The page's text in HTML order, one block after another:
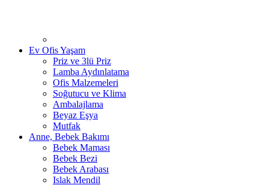
Ev Ofis Yaşam
Priz ve 3lü Priz
Lamba Aydınlatama
Ofis Malzemeleri
Soğutucu ve Klima
Ambalajlama
Beyaz Eşya
Mutfak
Anne, Bebek Bakımı
Bebek Maması
Bebek Bezi
Bebek Arabası
Islak Mendil